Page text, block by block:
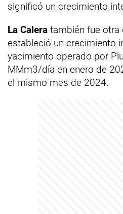
significó un crecimiento
La Calera también fue otra
estableció un crecimiento
yacimiento operado por
MMm3/día en enero de
el mismo mes de 2024.